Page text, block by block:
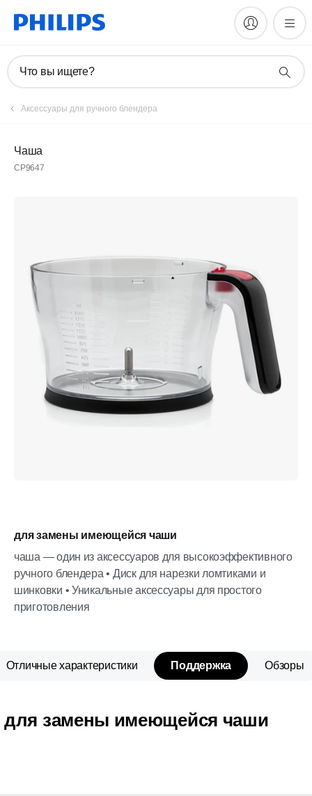
Что вы ищете?
Аксессуары для ручного блендера
Чаша
CP9647
для замены имеющейся чаши
чаша — один из аксессуаров для высокоэффективного
ручного блендера • Диск для нарезки ломтиками и
шинковки • Уникальные аксессуары для простого
приготовления
Отличные характеристики Поддержка Обзоры
для замены имеющейся чаши